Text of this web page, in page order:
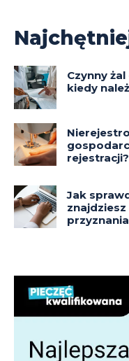
Czynny
kiedy
rejestracji?
Jak